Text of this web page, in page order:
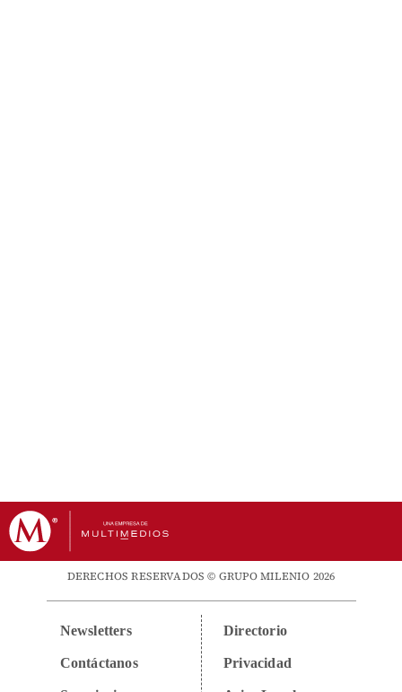
DERECHOS RESERVADOS © GRUPO MILENIO 2026
Newsletters
Contáctanos
Directorio
Privacidad